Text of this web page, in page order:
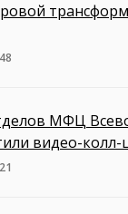
МФЦ
видео-колл-